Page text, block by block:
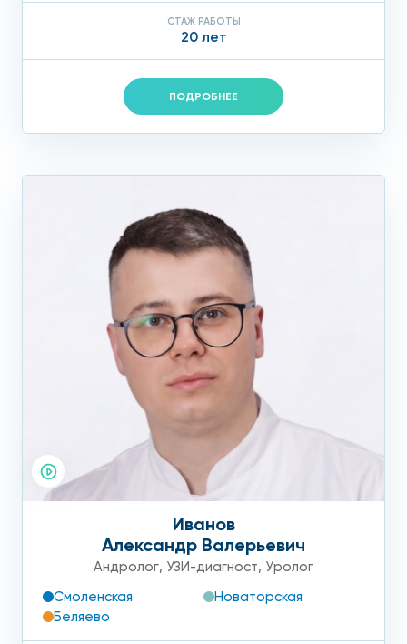
СТАЖ РАБОТЫ
20 лет
ПОДРОБНЕЕ
Иванов
Александр Валерьевич
Андролог, УЗИ-диагност, Уролог
Смоленская
Новаторская
Беляево